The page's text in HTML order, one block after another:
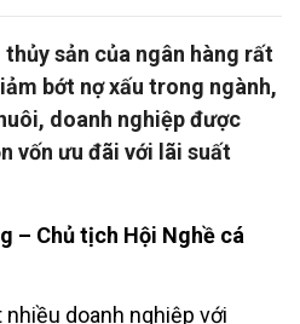
sản của ngân hàng rất
bớt nợ xấu trong ngành,
doanh nghiệp được
vốn ưu đãi với lãi suất
– Chủ tịch Hội Nghề cá
nhiều doanh nghiệp với